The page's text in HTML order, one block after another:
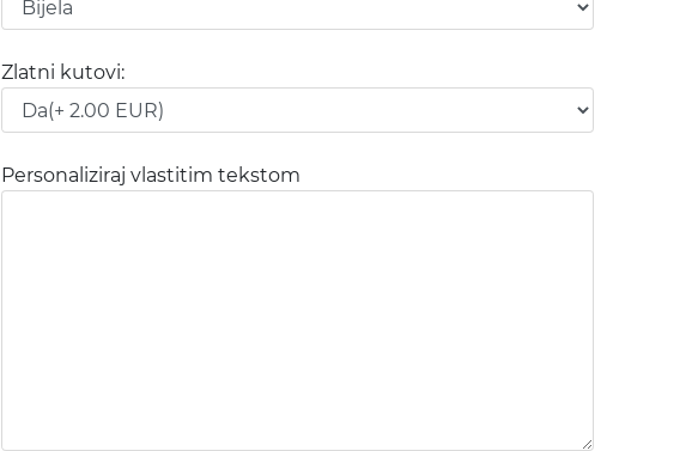
Zlatni kutovi:
Personaliziraj vlastitim tekstom